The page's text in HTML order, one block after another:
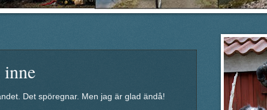
inne
Det spöregnar. Men jag är glad ändå!